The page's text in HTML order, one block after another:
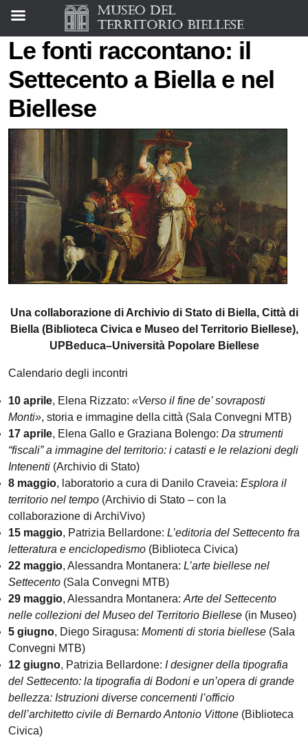
Le fonti raccontano: il
Settecento a Biella e nel
Biellese
Una collaborazione di Archivio di Stato di Biella, Città di
Biella (Biblioteca Civica e Museo del Territorio Biellese),
UPBeduca–Università Popolare Biellese
Calendario degli incontri
10 aprile, Elena Rizzato: «Verso il fine de’ sovraposti
Monti», storia e immagine della città (Sala Convegni MTB)
17 aprile, Elena Gallo e Graziana Bolengo: Da strumenti
“fiscali” a immagine del territorio: i catasti e le relazioni degli
Intenenti (Archivio di Stato)
8 maggio, laboratorio a cura di Danilo Craveia: Esplora il
territorio nel tempo (Archivio di Stato – con la
collaborazione di ArchiVivo)
15 maggio, Patrizia Bellardone: L’editoria del Settecento fra
letteratura e enciclopedismo (Biblioteca Civica)
22 maggio, Alessandra Montanera: L’arte biellese nel
Settecento (Sala Convegni MTB)
29 maggio, Alessandra Montanera: Arte del Settecento
nelle collezioni del Museo del Territorio Biellese (in Museo)
5 giugno, Diego Siragusa: Momenti di storia biellese (Sala
Convegni MTB)
12 giugno, Patrizia Bellardone: I designer della tipografia
del Settecento: la tipografia di Bodoni e un’opera di grande
bellezza: Istruzioni diverse concernenti l’officio
dell’architetto civile di Bernardo Antonio Vittone (Biblioteca
Civica)